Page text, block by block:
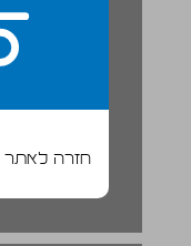
חזרה לאתר